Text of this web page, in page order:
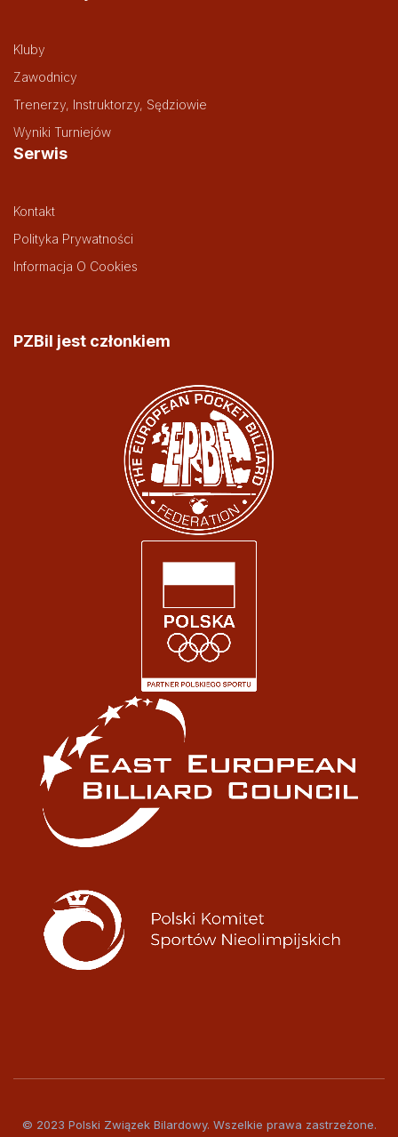
Kluby
Zawodnicy
Trenerzy, Instruktorzy, Sędziowie
Wyniki Turniejów
Serwis
Kontakt
Polityka Prywatności
Informacja O Cookies
PZBil jest członkiem
© 2023 Polski Związek Bilardowy. Wszelkie prawa zastrzeżone.